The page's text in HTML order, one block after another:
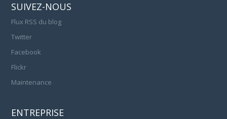
SUIVEZ-NOUS
Flux RSS du blog
Twitter
Facebook
Flickr
Maintenance
ENTREPRISE